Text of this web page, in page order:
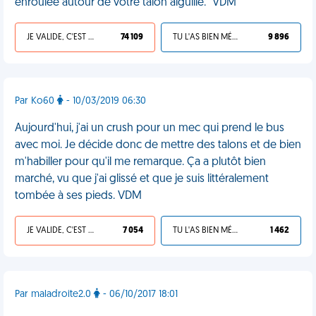
enroulée autour de votre talon aiguille." VDM
JE VALIDE, C'EST UNE VDM 74 109 TU L'AS BIEN MÉRITÉ 9 896
Par Ko60 - 10/03/2019 06:30
Aujourd'hui, j'ai un crush pour un mec qui prend le bus
avec moi. Je décide donc de mettre des talons et de bien
m'habiller pour qu'il me remarque. Ça a plutôt bien
marché, vu que j'ai glissé et que je suis littéralement
tombée à ses pieds. VDM
JE VALIDE, C'EST UNE VDM 7 054 TU L'AS BIEN MÉRITÉ 1 462
Par maladroite2.0 - 06/10/2017 18:01